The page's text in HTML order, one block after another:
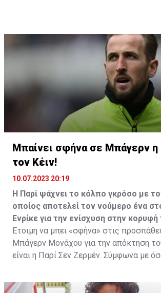
χρηματικό ποσό.
Μπαίνει σφήνα σε Μπάγερν η
τον Κέιν!
10.07.2023 20:19
Η Παρί ψάχνει το κόλπο γκρόσο με
οποίος αποτελεί τον νούμερο ένα
Ενρίκε για την ενίσχυση στην
Έτοιμη να μπει «σφήνα» στις
Μπάγερν Μονάχου για την απόκτηση
είναι η Παρί Σεν Ζερμέν. Σύμφωνα με